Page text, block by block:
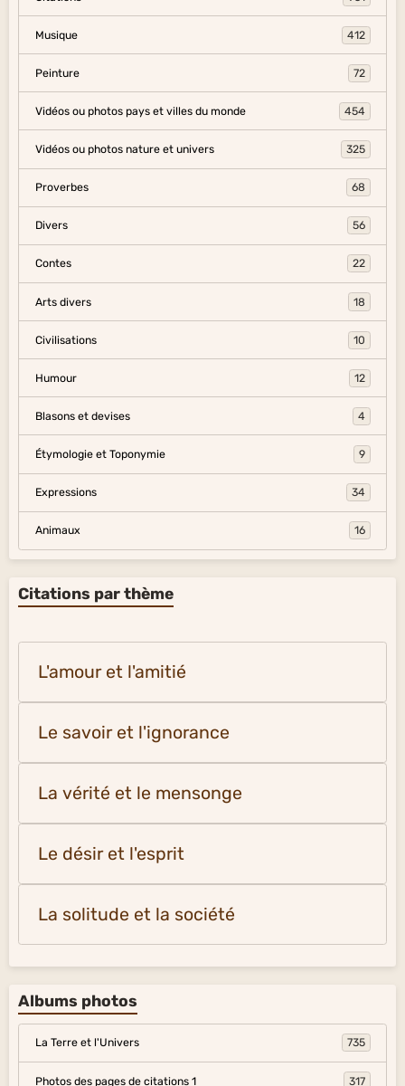
Musique 412
Peinture 72
Vidéos ou photos pays et villes du monde 454
Vidéos ou photos nature et univers 325
Proverbes 68
Divers 56
Contes 22
Arts divers 18
Civilisations 10
Humour 12
Blasons et devises 4
Étymologie et Toponymie 9
Expressions 34
Animaux 16
Citations par thème
L'amour et l'amitié
Le savoir et l'ignorance
La vérité et le mensonge
Le désir et l'esprit
La solitude et la société
Albums photos
La Terre et l'Univers 735
Photos des pages de citations 1 317